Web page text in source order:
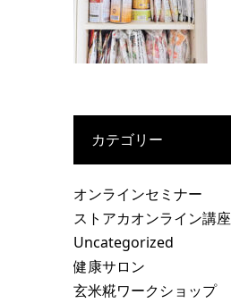
カテゴリー
オンラインセミナー
ストアカオンライン講座
Uncategorized
健康サロン
玄米糀ワークショップ